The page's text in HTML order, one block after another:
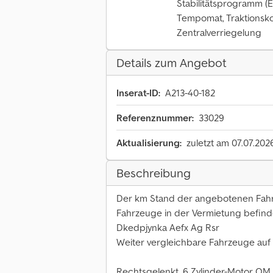
Stabilitätsprogramm
Tempomat,
Zentralverriegelung
Details zum Angebot
Inserat-ID: A213-40-182
Referenznummer: 33029
Aktualisierung: zuletzt am
Beschreibung
Der km Stand der angebotenen
Fahrzeuge in der Vermietung
Dkedpjynka Aefx Ag Rsr
Weiter vergleichbare Fahrzeuge